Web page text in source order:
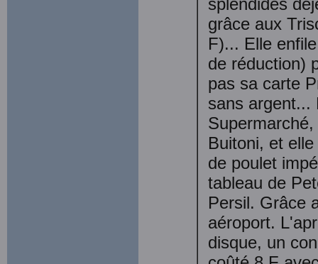
splendides
grâce aux
F)... Elle
de réduction)
pas sa carte
sans argent...
Buitoni, et
de poulet
tableau de
Persil. Grâce
aéroport.
disque, un